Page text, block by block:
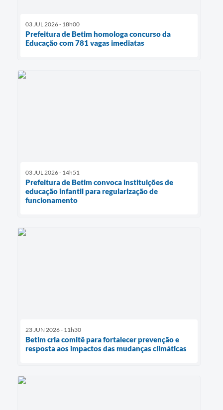
03 JUL 2026 - 18h00
Prefeitura de Betim homologa concurso da
Educação com 781 vagas imediatas
03 JUL 2026 - 14h51
Prefeitura de Betim convoca instituições de
educação infantil para regularização de
funcionamento
23 JUN 2026 - 11h30
Betim cria comitê para fortalecer prevenção e
resposta aos impactos das mudanças climáticas